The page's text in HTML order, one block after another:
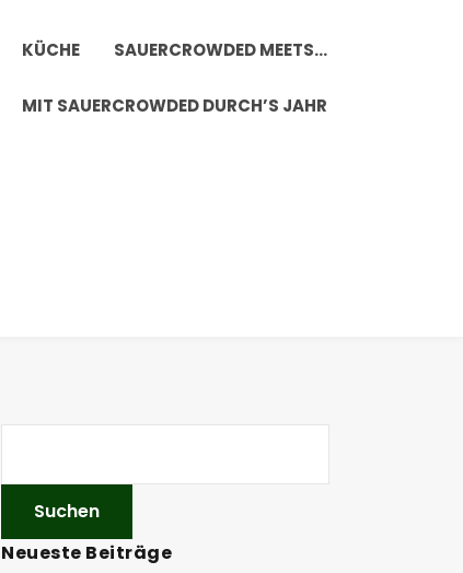
KÜCHE SAUERCROWDED MEETS…
MIT SAUERCROWDED DURCH’S JAHR
Neueste Beiträge